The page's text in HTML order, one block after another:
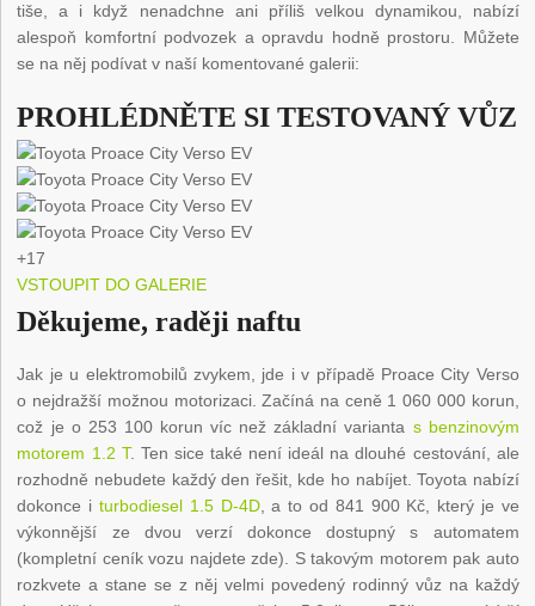
tiše, a i když nenadchne ani příliš velkou dynamikou, nabízí
alespoň komfortní podvozek a opravdu hodně prostoru. Můžete
se na něj podívat v naší komentované galerii:
PROHLÉDNĚTE SI TESTOVANÝ VŮZ
+17
VSTOUPIT DO GALERIE
Děkujeme, raději naftu
Jak je u elektromobilů zvykem, jde i v případě Proace City Verso
o nejdražší možnou motorizaci. Začíná na ceně 1 060 000 korun,
což je o 253 100 korun víc než základní varianta s benzinovým
motorem 1.2 T. Ten sice také není ideál na dlouhé cestování, ale
rozhodně nebudete každý den řešit, kde ho nabíjet. Toyota nabízí
dokonce i turbodiesel 1.5 D-4D, a to od 841 900 Kč, který je ve
výkonnější ze dvou verzí dokonce dostupný s automatem
(kompletní ceník vozu najdete zde). S takovým motorem pak auto
rozkvete a stane se z něj velmi povedený rodinný vůz na každý